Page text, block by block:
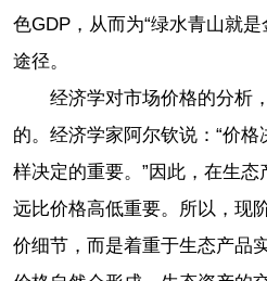
色GDP，从而为“绿水青山就
途径。
经济学对市场价格的分析
的。经济学家阿尔钦说：“价
样决定的重要。”因此，在生
远比价格高低重要。所以，现
价细节，而是着重于生态产品